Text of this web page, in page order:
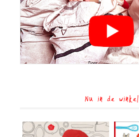
Nu in de winkel